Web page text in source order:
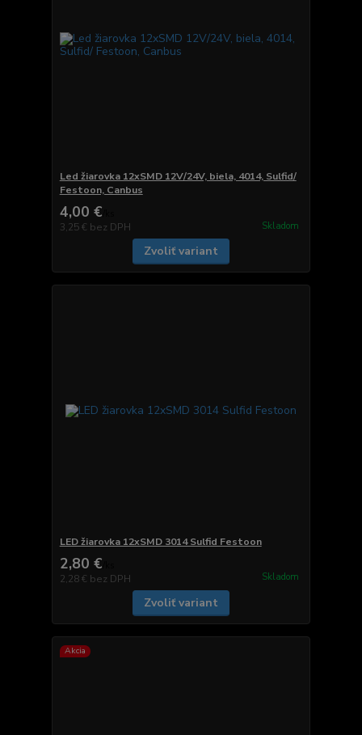
Led žiarovka 12xSMD 12V/24V, biela, 4014, Sulfid/
Festoon, Canbus
4,00 €
3,25 € bez DPH Skladom
Zvoliť variant
LED žiarovka 12xSMD 3014 Sulfid Festoon
2,80 €
2,28 € bez DPH Skladom
Zvoliť variant
Akcia